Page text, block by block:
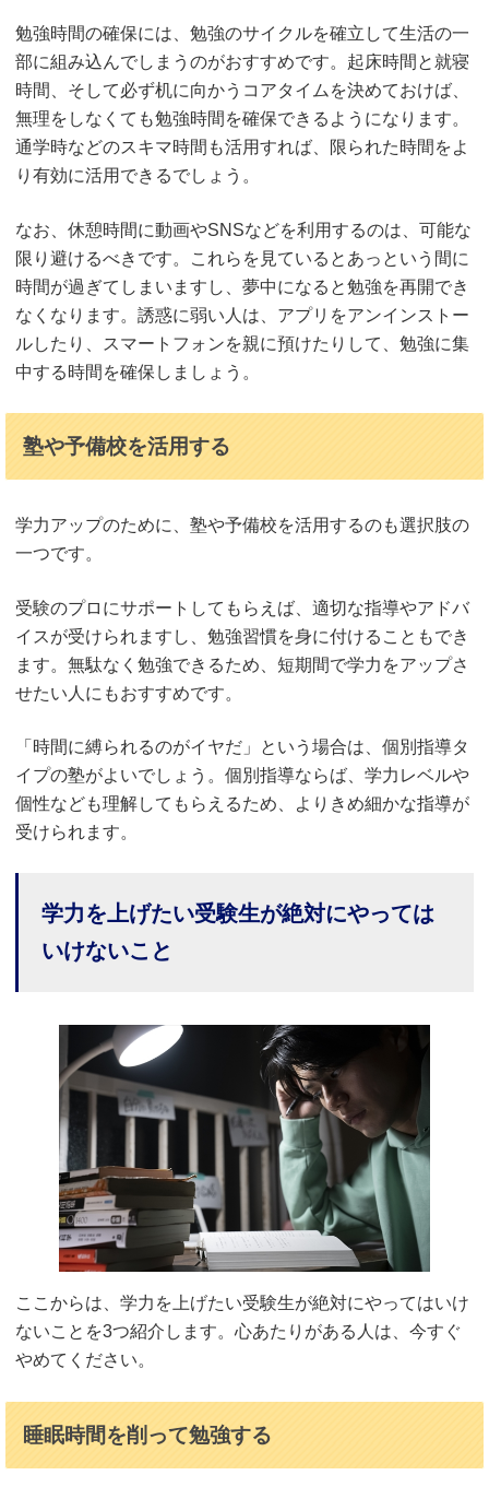
勉強時間の確保には、勉強のサイクルを確立して生活の一
部に組み込んでしまうのがおすすめです。起床時間と就寝
時間、そして必ず机に向かうコアタイムを決めておけば、
無理をしなくても勉強時間を確保できるようになります。
通学時などのスキマ時間も活用すれば、限られた時間をよ
り有効に活用できるでしょう。
なお、休憩時間に動画やSNSなどを利用するのは、可能な
限り避けるべきです。これらを見ているとあっという間に
時間が過ぎてしまいますし、夢中になると勉強を再開でき
なくなります。誘惑に弱い人は、アプリをアンインストー
ルしたり、スマートフォンを親に預けたりして、勉強に集
中する時間を確保しましょう。
塾や予備校を活用する
学力アップのために、塾や予備校を活用するのも選択肢の
一つです。
受験のプロにサポートしてもらえば、適切な指導やアドバ
イスが受けられますし、勉強習慣を身に付けることもでき
ます。無駄なく勉強できるため、短期間で学力をアップさ
せたい人にもおすすめです。
「時間に縛られるのがイヤだ」という場合は、個別指導タ
イプの塾がよいでしょう。個別指導ならば、学力レベルや
個性なども理解してもらえるため、よりきめ細かな指導が
受けられます。
学力を上げたい受験生が絶対にやっては
いけないこと
ここからは、学力を上げたい受験生が絶対にやってはいけ
ないことを3つ紹介します。心あたりがある人は、今すぐ
やめてください。
睡眠時間を削って勉強する